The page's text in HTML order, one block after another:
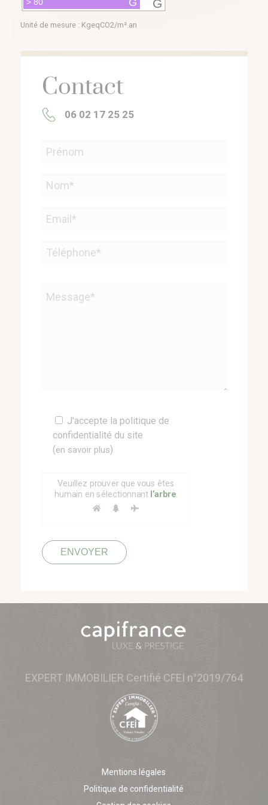
G
> 80
Unité de mesure : KgeqCO2/m².an
Contact
06 02 17 25 25
laisser
ce
champ
J'accepte la politique de
confidentialité du site
(en savoir plus)
Veuillez prouver que vous êtes
humain en sélectionnantl’arbre.
EXPERT IMMOBILIER Certifié CFEI n°2019/764
Mentions légales
Politique de confidentialité